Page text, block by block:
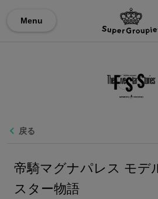
Menu
戻る
帝騎マグナパレス モデ
スター物語